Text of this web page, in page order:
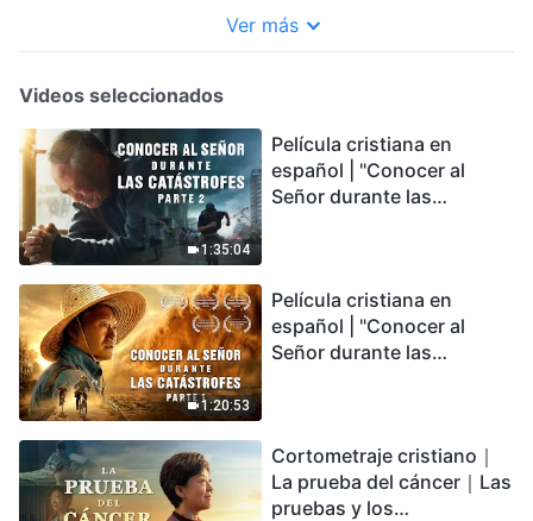
Ver más
Videos seleccionados
1:35:04
Película cristiana en
español | "Conocer al
Señor durante las
podemos sobrevivir?
1:20:53
Película cristiana en
español | "Conocer al
Señor durante las
encontrarás refugio?
Cortometraje cristiano｜
La prueba del cáncer｜Las
pruebas y los